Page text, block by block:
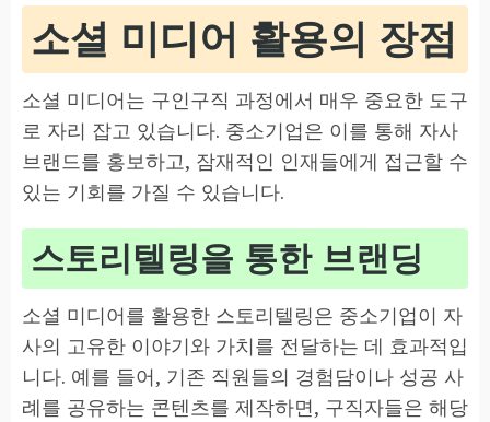
소셜 미디어 활용의 장점
소셜 미디어는 구인구직 과정에서 매우 중요한 도구
로 자리 잡고 있습니다. 중소기업은 이를 통해 자사
브랜드를 홍보하고, 잠재적인 인재들에게 접근할 수
있는 기회를 가질 수 있습니다.
스토리텔링을 통한 브랜딩
소셜 미디어를 활용한 스토리텔링은 중소기업이 자
사의 고유한 이야기와 가치를 전달하는 데 효과적입
니다. 예를 들어, 기존 직원들의 경험담이나 성공 사
례를 공유하는 콘텐츠를 제작하면, 구직자들은 해당